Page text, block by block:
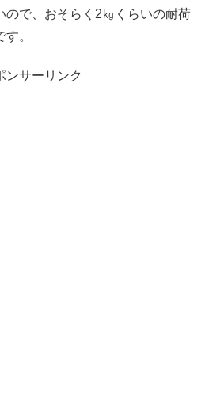
ので、おそらく2㎏くらいの耐荷
。
ンサーリンク